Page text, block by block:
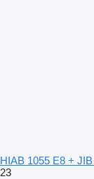
HIAB 1055 E8 +
23